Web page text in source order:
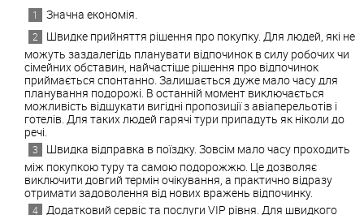
Значна економія.
Швидке прийняття рішення про покупку. Для людей, які не
можуть заздалегідь планувати відпочинок в силу робочих чи
сімейних обставин, найчастіше рішення про відпочинок
приймається спонтанно. Залишається дуже мало часу для
планування подорожі. В останній момент виключається
можливість відшукати вигідні пропозиції з авіаперельотів і
готелів. Для таких людей гарячі тури припадуть як ніколи до
речі.
Швидка відправка в поїздку. Зовсім мало часу проходить
між покупкою туру та самою подорожжю. Це дозволяє
виключити довгий термін очікування, а практично відразу
отримати задоволення від нових вражень відпочинку.
Додатковий сервіс та послуги VIP рівня. Для швидкого